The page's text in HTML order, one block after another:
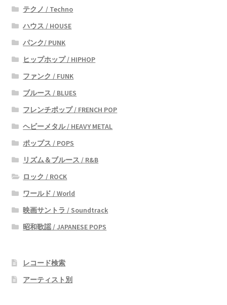
テクノ / Techno
ハウス / HOUSE
パンク/ PUNK
ヒップホップ / HIPHOP
ファンク / FUNK
ブルース / BLUES
フレンチポップ / FRENCH POP
ヘビーメタル / HEAVY METAL
ポップス / POPS
リズム＆ブルース / R&B
ロック / ROCK
ワールド / World
映画サントラ / Soundtrack
昭和歌謡 / JAPANESE POPS
レコード検索
アーティスト別